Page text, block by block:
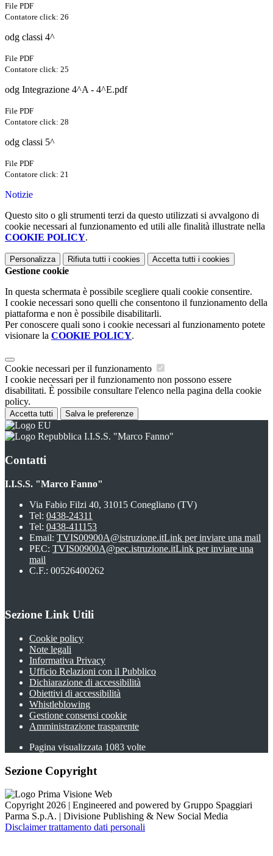
File PDF
Contatore click: 26
odg classi 4^
File PDF
Contatore click: 25
odg Integrazione 4^A - 4^E.pdf
File PDF
Contatore click: 28
odg classi 5^
File PDF
Contatore click: 21
Notizie
Questo sito o gli strumenti terzi da questo utilizzati si avvalgono di
cookie necessari al funzionamento ed utili alle finalità illustrate nella
COOKIE POLICY.
Personalizza Rifiuta tutti i cookies Accetta tutti i cookies
Gestione cookie
In questa schermata è possibile scegliere quali cookie consentire.
I cookie necessari sono quelli che consentono il funzionamento della
piattaforma e non è possibile disabilitarli.
Per conoscere quali sono i cookie necessari al funzionamento potete
visionare la COOKIE POLICY.
Cookie necessari per il funzionamento
I cookie necessari per il funzionamento non possono essere
disabilitati. È possibile consultare l'elenco nella pagina della cookie
policy.
Accetta tutti Salva le preferenze
I.I.S.S. "Marco Fanno"
Contatti
I.I.S.S. "Marco Fanno"
Via Fabio Filzi 40, 31015 Conegliano (TV)
Tel: 0438-24311
Tel: 0438-411153
Email: TVIS00900A@istruzione.itLink per inviare una mail
PEC: TVIS00900A@pec.istruzione.itLink per inviare una
mail
C.F.: 00526400262
Sezione Link Utili
Cookie policy
Note legali
Informativa Privacy
Ufficio Relazioni con il Pubblico
Dichiarazione di accessibilità
Obiettivi di accessibilità
Whistleblowing
Gestione consensi cookie
Amministrazione trasparente
Pagina visualizzata 1083 volte
Sezione Copyright
Copyright 2026 | Engineered and powered by Gruppo Spaggiari
Parma S.p.A. | Divisione Publishing & New Social Media
Disclaimer trattamento dati personali